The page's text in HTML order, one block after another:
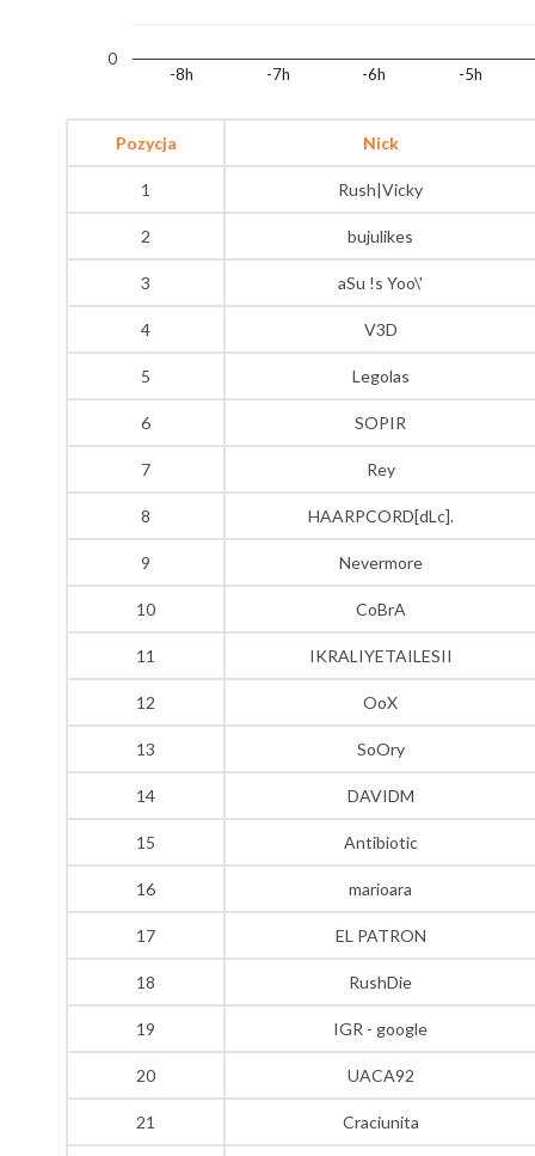
-8h -7h -6h -5h
0
Pozycja Nick
1 Rush|Vicky
2 bujulikes
3 aSu !s Yoo\'
4 V3D
5 Legolas
6 SOPIR
7 Rey
8 HAARPCORD[dLc].
9 Nevermore
10 CoBrA
11 IKRALIYETAILESII
12 OoX
13 SoOry
14 DAVIDM
15 Antibiotic
16 marioara
17 EL PATRON
18 RushDie
19 IGR - google
20 UACA92
21 Craciunita